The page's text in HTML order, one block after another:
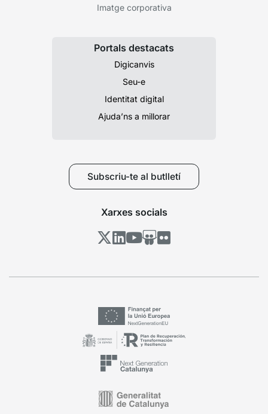
Imatge corporativa
Portals destacats
Digicanvis
Seu-e
Identitat digital
Ajuda’ns a millorar
Subscriu-te al butlletí
Xarxes socials